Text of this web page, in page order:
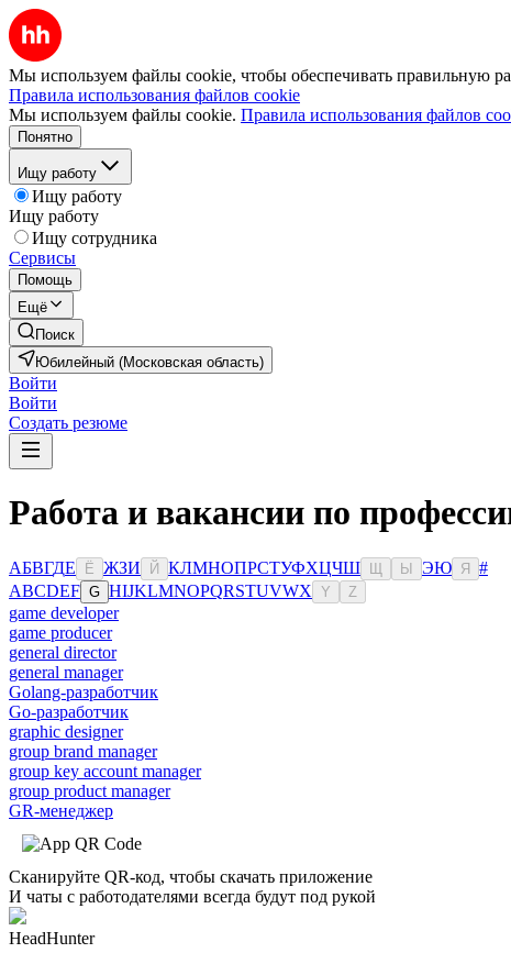
Мы используем файлы cookie, чтобы обеспечивать правильную
Правила использования файлов cookie
Мы используем файлы cookie. Правила использования файлов
Понятно
Ищу работу
Ищу работу
Ищу работу
Ищу сотрудника
Сервисы
Помощь
Ещё
Поиск
Юбилейный (Московская область)
Войти
Войти
Создать резюме
Работа и вакансии по
АБВГДЕ Ё ЖЗИ Й КЛМНОПРСТУФХЦЧШ Ы ЭЮ Я
#
ABCDEF G HIJKLMNOPQRSTUVWX Y Z
game developer
game producer
general director
general manager
Golang-разработчик
Go-разработчик
graphic designer
group brand manager
group key account manager
group product manager
GR-менеджер
Сканируйте QR-код, чтобы скачать приложение
И чаты с работодателями всегда будут под рукой
HeadHunter